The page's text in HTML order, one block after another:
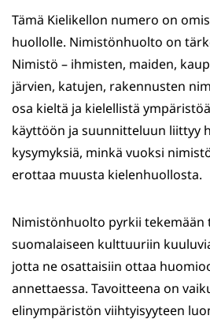
Tämä Kielikellon numero on
huollolle. Nimistönhuolto on
Nimistö – ihmisten, maiden,
järvien, katujen, rakennusten
osa kieltä ja kielellistä
käyttöön ja suunnitteluun liittyy
kysymyksiä, minkä vuoksi
erottaa muusta kielenhuollosta.
Nimistönhuolto pyrkii tekemään
suomalaiseen kulttuuriin
jotta ne osattaisiin ottaa
annettaessa. Tavoitteena on
elinympäristön viihtyisyyteen